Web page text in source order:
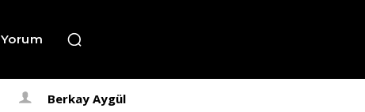
Yorum
Berkay Aygül